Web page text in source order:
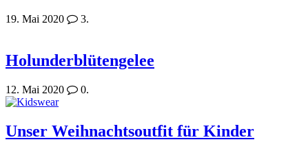
19. Mai 2020 3.
Holunderblütengelee
12. Mai 2020 0.
Unser Weihnachtsoutfit für Kinder